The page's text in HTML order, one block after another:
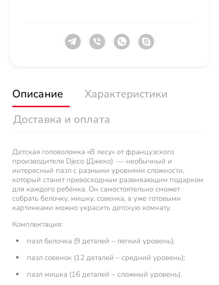
Описание
Характеристики
Доставка и оплата
Детская головоломка «В лесу» от французского
производителя Djeco (Джеко) — необычный и
интересный пазл с разными уровнями сложности,
который станет превосходным развивающим подарком
для каждого ребёнка. Он самостоятельно сможет
собрать белочку, мишку, совенка, а уже готовыми
картинками можно украсить детскую комнату.
Комплектация:
пазл белочка (9 деталей – легкий уровень);
пазл совенок (12 деталей – средний уровень);
пазл мишка (16 деталей – сложный уровень).